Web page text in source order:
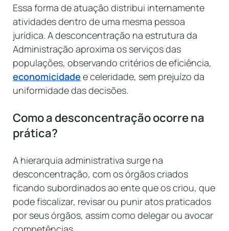
Essa forma de atuação distribui internamente
atividades dentro de uma mesma pessoa
jurídica. A desconcentração na estrutura da
Administração aproxima os serviços das
populações, observando critérios de eficiência,
economicidade e celeridade, sem prejuízo da
uniformidade das decisões.
Como a desconcentração ocorre na
prática?
A hierarquia administrativa surge na
desconcentração, com os órgãos criados
ficando subordinados ao ente que os criou, que
pode fiscalizar, revisar ou punir atos praticados
por seus órgãos, assim como delegar ou avocar